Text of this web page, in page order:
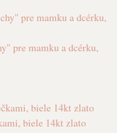
pre mamku a dcérku,
biele 14kt zlato